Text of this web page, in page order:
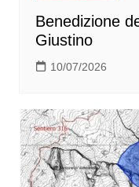
Benedizione
Giustino
10/07/2026